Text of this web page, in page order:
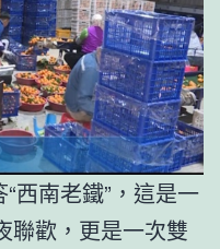
西南老鐵”，這是一
聯歡，更是一次雙